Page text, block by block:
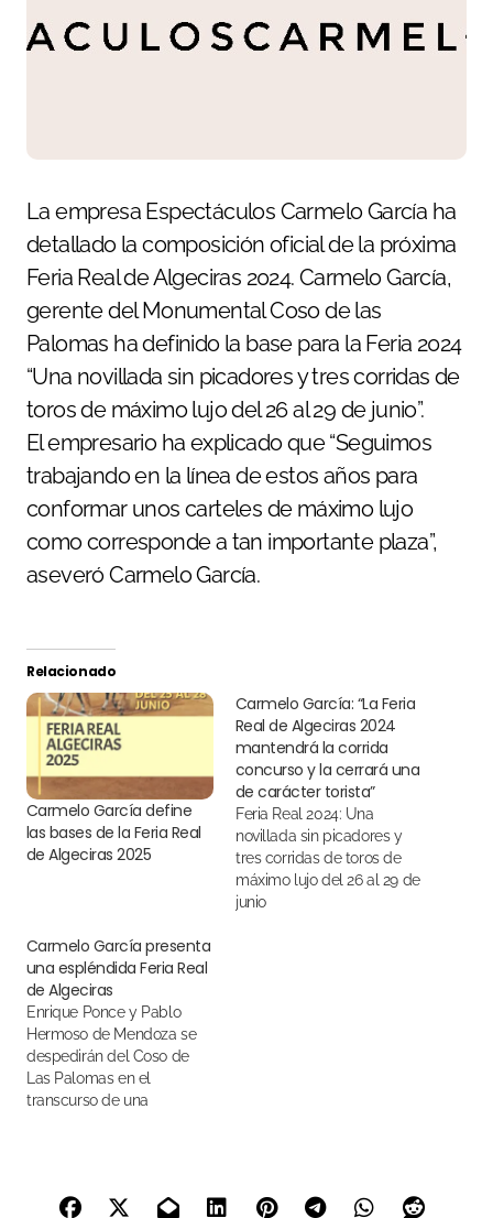
La empresa Espectáculos Carmelo García ha
detallado la composición oficial de la próxima
Feria Real de Algeciras 2024. Carmelo García,
gerente del Monumental Coso de las
Palomas ha definido la base para la Feria 2024
“Una novillada sin picadores y tres corridas de
toros de máximo lujo del 26 al 29 de junio”.
El empresario ha explicado que “Seguimos
trabajando en la línea de estos años para
conformar unos carteles de máximo lujo
como corresponde a tan importante plaza”,
aseveró Carmelo García.
Relacionado
Carmelo García define
las bases de la Feria Real
de Algeciras 2025
Carmelo García: “La Feria
Real de Algeciras 2024
mantendrá la corrida
concurso y la cerrará una
de carácter torista”
Feria Real 2024: Una
novillada sin picadores y
tres corridas de toros de
máximo lujo del 26 al 29 de
junio
Carmelo García presenta
una espléndida Feria Real
de Algeciras
Enrique Ponce y Pablo
Hermoso de Mendoza se
despedirán del Coso de
Las Palomas en el
transcurso de una